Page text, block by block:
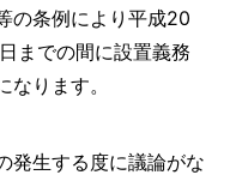
の条例により平成20
までの間に設置義務
ります。
発生する度に議論がな